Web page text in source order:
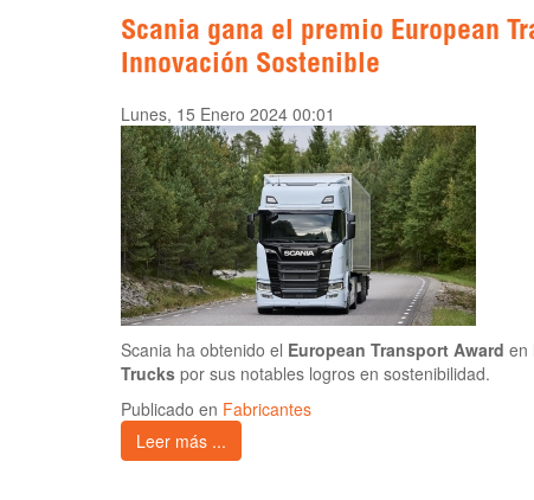
Scania gana el premio European
Innovación Sostenible
Lunes, 15 Enero 2024 00:01
Scania ha obtenido el European Transport Award en
Trucks por sus notables logros en sostenibilidad.
Publicado en Fabricantes
Leer más ...